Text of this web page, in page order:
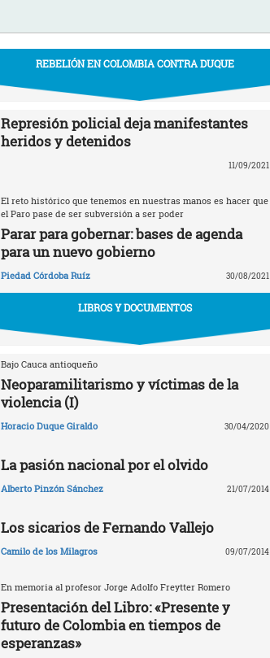
REBELIÓN EN COLOMBIA CONTRA DUQUE
Represión policial deja manifestantes
heridos y detenidos
11/09/2021
El reto histórico que tenemos en nuestras manos es hacer que
el Paro pase de ser subversión a ser poder
Parar para gobernar: bases de agenda
para un nuevo gobierno
Piedad Córdoba Ruíz 30/08/2021
LIBROS Y DOCUMENTOS
Bajo Cauca antioqueño
Neoparamilitarismo y víctimas de la
violencia (I)
Horacio Duque Giraldo 30/04/2020
La pasión nacional por el olvido
Alberto Pinzón Sánchez 21/07/2014
Los sicarios de Fernando Vallejo
Camilo de los Milagros 09/07/2014
En memoria al profesor Jorge Adolfo Freytter Romero
Presentación del Libro: «Presente y
futuro de Colombia en tiempos de
esperanzas»